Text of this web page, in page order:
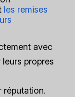
les remises
avec
propres
réputation.